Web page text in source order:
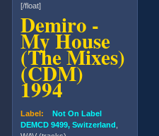
[/float]
Demiro -
My House
(The Mixes)
(CDM)
1994
Label: Not On Label
DEMCD 9499, Switzerland